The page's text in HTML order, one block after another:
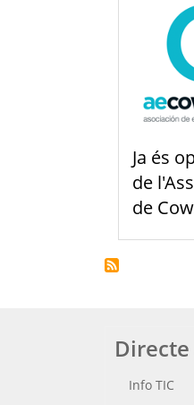
Ja és
de
de
Directe
Info TIC